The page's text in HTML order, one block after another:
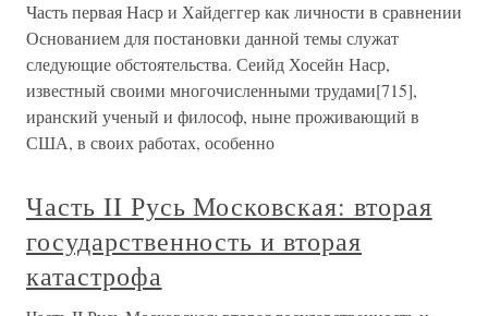
Часть первая Наср и Хайдеггер как личности в сравнении
Основанием для постановки данной темы служат
следующие обстоятельства. Сеийд Хосейн Наср,
известный своими многочисленными трудами[715],
иранский ученый и философ, ныне проживающий в
США, в своих работах, особенно
Часть II Русь Московская: вторая
государственность и вторая
катастрофа